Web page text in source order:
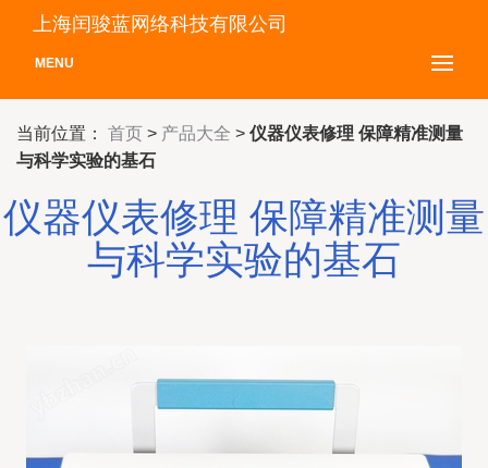
上海闰骏蓝网络科技有限公司
MENU
当前位置： 首页 > 产品大全 > 仪器仪表修理 保障精准测量
与科学实验的基石
仪器仪表修理 保障精准测量
与科学实验的基石